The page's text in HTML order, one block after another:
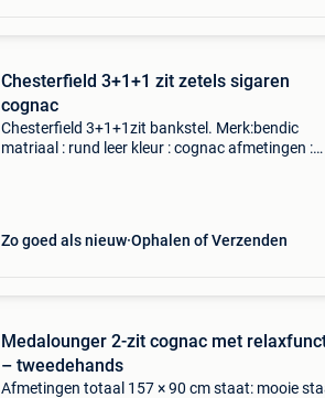
Chesterfield 3+1+1 zit zetels sigaren
cognac
Chesterfield 3+1+1zit bankstel. Merk:bendic
matriaal : rund leer kleur : cognac afmetingen :
Zo goed als nieuw Ophalen of Verzenden
Medalounger 2-zit cognac met
– tweedehands
Afmetingen totaal 157 × 90 cm staat: mooie